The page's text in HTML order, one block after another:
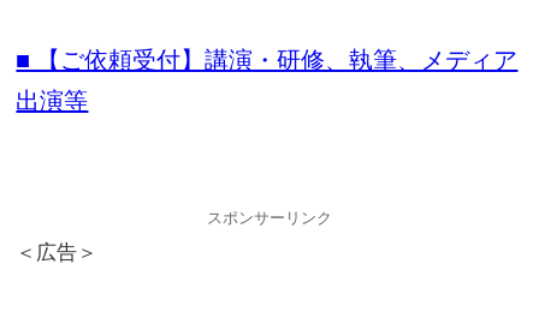
■ 【ご依頼受付】講演・研修、執筆、メディア
出演等
スポンサーリンク
＜広告＞